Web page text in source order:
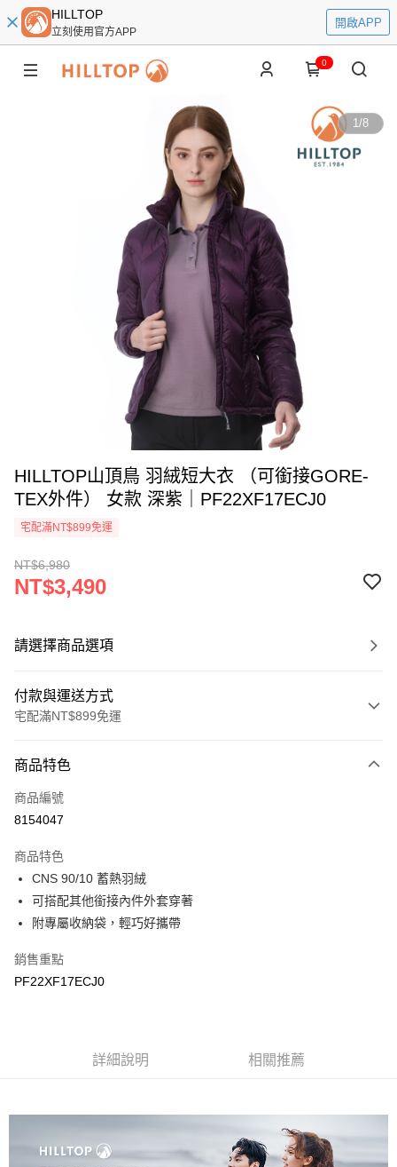
HILLTOP
立刻使用官方APP
開啟APP
0
1/8
HILLTOP山頂鳥 羽絨短大衣 （可銜接GORE-
TEX外件） 女款 深紫｜PF22XF17ECJ0
宅配滿NT$899免運
NT$6,980
NT$3,490
請選擇商品選項
付款與運送方式
宅配滿NT$899免運
信用卡一次付款
LINE Pay
悠遊付
Google Pay
運送方式
宅配
每筆NT$399，滿NT$18,000(含以上)免運費
商品特色
商品編號
8154047
商品特色
CNS 90/10 蓄熱羽絨
可搭配其他銜接內件外套穿著
附專屬收納袋，輕巧好攜帶
銷售重點
PF22XF17ECJ0
詳細說明 相關推薦